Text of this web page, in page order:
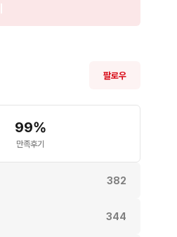
팔로우
99%
만족후기
382
344